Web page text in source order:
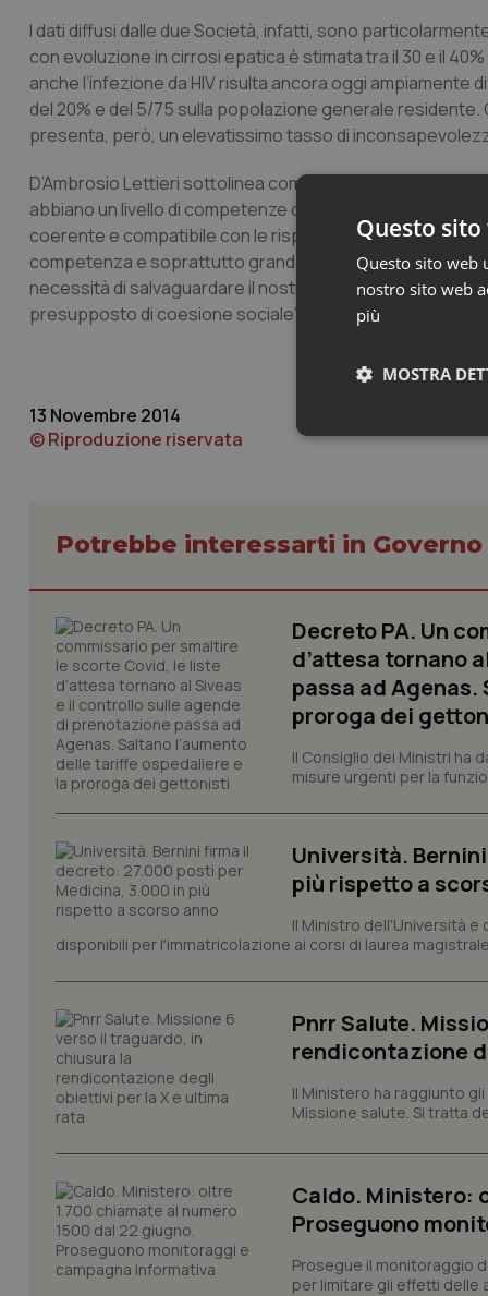
I dati diffusi dalle due Società, infatti, sono
con evoluzione in cirrosi epatica è stimata tra il 30 e il
anche l’infezione da HIV risulta ancora oggi
del 20% e del 5/75 sulla popolazione generale
presenta, però, un elevatissimo tasso di
D’Ambrosio Lettieri sottolinea come “occorra fare
abbiano un livello di competenze che ritengo
coerente e compatibile con le risposte di cui il sistema
competenza e soprattutto grande lealtà nei rapporti,
necessità di salvaguardare il nostro Ssn in una logica
presupposto di coesione sociale”.
13 Novembre 2014
© Riproduzione riservata
Potrebbe interessarti in
Decreto PA. Un
d’attesa tornano
passa ad
proroga dei
Il Consiglio dei Ministri ha
misure urgenti per la
Università.
più rispetto a
Il Ministro dell'Università e
disponibili per l'immatricolazione ai corsi di laurea
Pnrr Salute.
rendicontazione
Il Ministero ha raggiunto
Missione salute. Si tratta
Caldo. Ministero:
Proseguono
Prosegue il monitoraggio
per limitare gli effetti delle
Questo
Questo sito web
nostro sito web
più
MOSTRA
I cookie necessari
e l'accesso alle
Nome
tracking-sites-
tracking-enable
tracking-sites-
PHPSESSID